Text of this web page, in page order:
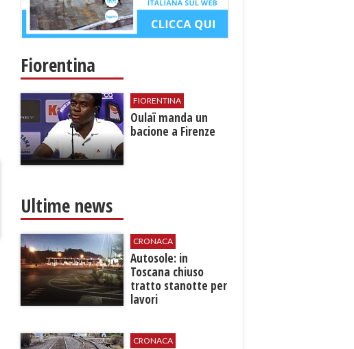
Fiorentina
FIORENTINA
Oulaï manda un
bacione a Firenze
Ultime news
CRONACA
Autosole: in
Toscana chiuso
tratto stanotte per
lavori
CRONACA